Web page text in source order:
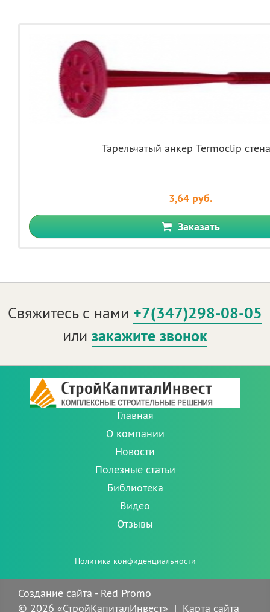
Тарельчатый анкер Termoclip
3,64 руб.
Заказать
Свяжитесь с нами +7(347)298-08-05
или закажите звонок
Главная
О компании
Новости
Полезные статьи
Библиотека
Видео
Отзывы
Политика конфиденциальности
Создание сайта - Red Promo
© 2026 «СтройКапиталИнвест» | Карта сайта